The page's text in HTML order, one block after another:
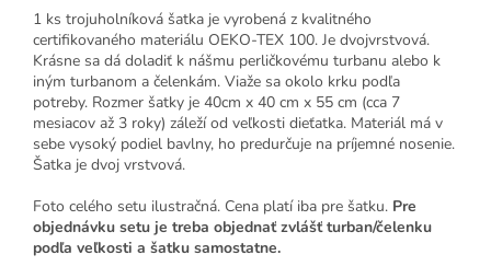
1 ks trojuholníková šatka je vyrobená z kvalitného
certifikovaného materiálu OEKO-TEX 100. Je dvojvrstvová.
Krásne sa dá doladiť k nášmu perličkovému turbanu alebo k
iným turbanom a čelenkám. Viaže sa okolo krku podľa
potreby. Rozmer šatky je 40cm x 40 cm x 55 cm (cca 7
mesiacov až 3 roky) záleží od veľkosti dieťatka. Materiál má v
sebe vysoký podiel bavlny, ho predurčuje na príjemné nosenie.
Šatka je dvoj vrstvová.
Foto celého setu ilustračná. Cena platí iba pre šatku. Pre
objednávku setu je treba objednať zvlášť turban/čelenku
podľa veľkosti a šatku samostatne.